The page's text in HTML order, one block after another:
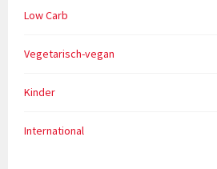
Low Carb
Vegetarisch-vegan
Kinder
International